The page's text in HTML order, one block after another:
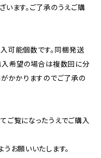
ます。ご了承のうえご購
可能個数です。同梱発送
入希望の場合は複数回に分
かかりますのでご了承の
ご覧になったうえでご購入
お願いいたします。